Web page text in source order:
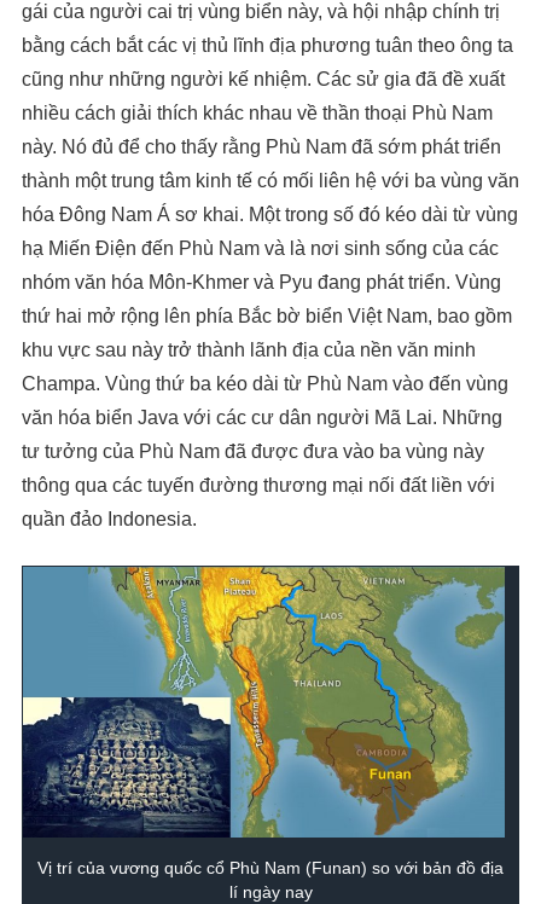
gái của người cai trị vùng biển này, và hội nhập chính trị
bằng cách bắt các vị thủ lĩnh địa phương tuân theo ông ta
cũng như những người kế nhiệm. Các sử gia đã đề xuất
nhiều cách giải thích khác nhau về thần thoại Phù Nam
này. Nó đủ để cho thấy rằng Phù Nam đã sớm phát triển
thành một trung tâm kinh tế có mối liên hệ với ba vùng văn
hóa Đông Nam Á sơ khai. Một trong số đó kéo dài từ vùng
hạ Miến Điện đến Phù Nam và là nơi sinh sống của các
nhóm văn hóa Môn-Khmer và Pyu đang phát triển. Vùng
thứ hai mở rộng lên phía Bắc bờ biển Việt Nam, bao gồm
khu vực sau này trở thành lãnh địa của nền văn minh
Champa. Vùng thứ ba kéo dài từ Phù Nam vào đến vùng
văn hóa biển Java với các cư dân người Mã Lai. Những
tư tưởng của Phù Nam đã được đưa vào ba vùng này
thông qua các tuyến đường thương mại nối đất liền với
quần đảo Indonesia.
Vị trí của vương quốc cổ Phù Nam (Funan) so với bản đồ địa
lí ngày nay